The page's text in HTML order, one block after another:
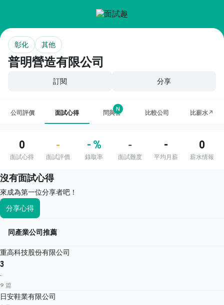
普明營造有限公司
彰化 其他
訂閱 分享
公司評價 面試心得 問與答
N
比較公司 比薪水↗
0
面試心得
-
面試評價
- %
錄取率
-
面試難度
-
平均月薪
0
薪水情報
沒有面試心得
來成為第一位分享者吧！
分享心得
同產業公司推薦
重高科技股份有限公司
3
·
9 篇
日安鞋業有限公司